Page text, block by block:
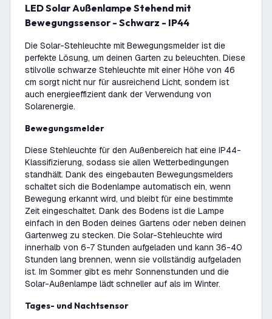
LED Solar Außenlampe Stehend mit
Bewegungssensor - Schwarz - IP44
Die Solar-Stehleuchte mit Bewegungsmelder ist die
perfekte Lösung, um deinen Garten zu beleuchten. Diese
stilvolle schwarze Stehleuchte mit einer Höhe von 46
cm sorgt nicht nur für ausreichend Licht, sondern ist
auch energieeffizient dank der Verwendung von
Solarenergie.
Bewegungsmelder
Diese Stehleuchte für den Außenbereich hat eine IP44-
Klassifizierung, sodass sie allen Wetterbedingungen
standhält. Dank des eingebauten Bewegungsmelders
schaltet sich die Bodenlampe automatisch ein, wenn
Bewegung erkannt wird, und bleibt für eine bestimmte
Zeit eingeschaltet. Dank des Bodens ist die Lampe
einfach in den Boden deines Gartens oder neben deinen
Gartenweg zu stecken. Die Solar-Stehleuchte wird
innerhalb von 6-7 Stunden aufgeladen und kann 36-40
Stunden lang brennen, wenn sie vollständig aufgeladen
ist. Im Sommer gibt es mehr Sonnenstunden und die
Solar-Außenlampe lädt schneller auf als im Winter.
Tages- und Nachtsensor